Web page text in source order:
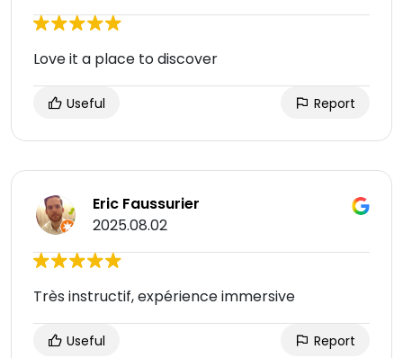
Love it a place to discover
Useful Report
Eric Faussurier
2025.08.02
Très instructif, expérience immersive
Useful Report